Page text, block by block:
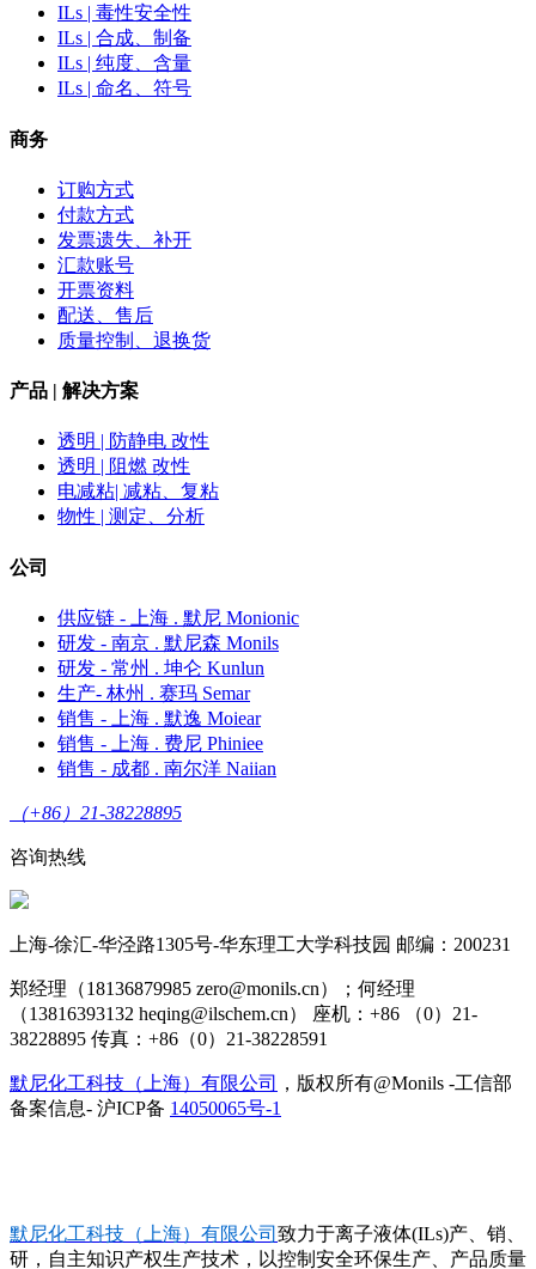
ILs | 毒性安全性
ILs | 合成、制备
ILs | 纯度、含量
ILs | 命名、符号
商务
订购方式
付款方式
发票遗失、补开
汇款账号
开票资料
配送、售后
质量控制、退换货
产品 | 解决方案
透明 | 防静电 改性
透明 | 阻燃 改性
电减粘| 减粘、复粘
物性 | 测定、分析
公司
供应链 - 上海 . 默尼 Monionic
研发 - 南京 . 默尼森 Monils
研发 - 常州 . 坤仑 Kunlun
生产- 林州 . 赛玛 Semar
销售 - 上海 . 默逸 Moiear
销售 - 上海 . 费尼 Phiniee
销售 - 成都 . 南尔洋 Naiian
（+86）21-38228895
咨询热线
上海-徐汇-华泾路1305号-华东理工大学科技园 邮编：200231
郑经理（18136879985 zero@monils.cn）；何经理
（13816393132 heqing@ilschem.cn） 座机：+86 （0）21-
38228895 传真：+86（0）21-38228591
默尼化工科技（上海）有限公司
，版权所有@Monils -工信部
备案信息- 沪ICP备 14050065号-1
默尼化工科技（上海）有限公司 致力于离子液体(ILs)产、销、
研，自主知识产权生产技术，以控制安全环保生产、产品质量